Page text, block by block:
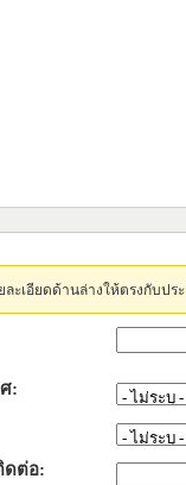
ละเอียดด้านล่างให้ตรงกับป
:
ดต่อ: